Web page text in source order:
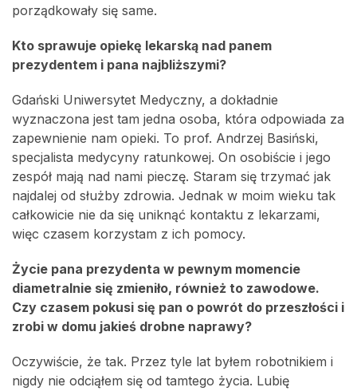
porządkowały się same.
Kto sprawuje opiekę lekarską nad panem
prezydentem i pana najbliższymi?
Gdański Uniwersytet Medyczny, a dokładnie
wyznaczona jest tam jedna osoba, która odpowiada za
zapewnienie nam opieki. To prof. Andrzej Basiński,
specjalista medycyny ratunkowej. On osobiście i jego
zespół mają nad nami pieczę. Staram się trzymać jak
najdalej od służby zdrowia. Jednak w moim wieku tak
całkowicie nie da się uniknąć kontaktu z lekarzami,
więc czasem korzystam z ich pomocy.
Życie pana prezydenta w pewnym momencie
diametralnie się zmieniło, również to zawodowe.
Czy czasem pokusi się pan o powrót do przeszłości i
zrobi w domu jakieś drobne naprawy?
Oczywiście, że tak. Przez tyle lat byłem robotnikiem i
nigdy nie odciąłem się od tamtego życia. Lubię